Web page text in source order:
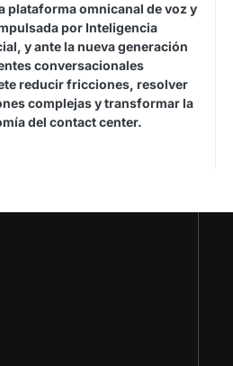
plataforma omnicanal de voz y
por Inteligencia
y ante la nueva generación
conversacionales
reducir fricciones, resolver
complejas y transformar la
del contact center.